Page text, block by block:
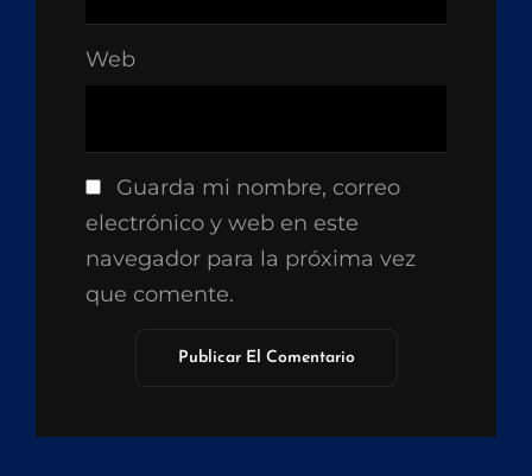
Web
Guarda mi nombre, correo
electrónico y web en este
navegador para la próxima vez
que comente.